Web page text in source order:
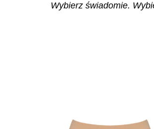
Wybierz świadomie.